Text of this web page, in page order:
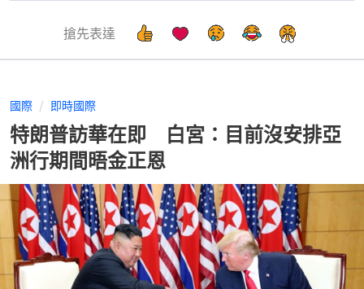
搶先表達
國際 即時國際
特朗普訪華在即 白宮：目前沒安排亞
洲行期間晤金正恩